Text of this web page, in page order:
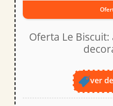
Oferta Le Biscuit:
ver